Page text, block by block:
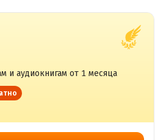
и аудиокнигам от 1 месяца